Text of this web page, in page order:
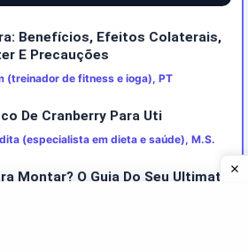
Benefícios, Efeitos Colaterais,
E Precauções
(treinador de fitness e ioga), PT
De Cranberry Para Uti
(especialista em dieta e saúde), M.S.
Montar? O Guia Do Seu Ultimate